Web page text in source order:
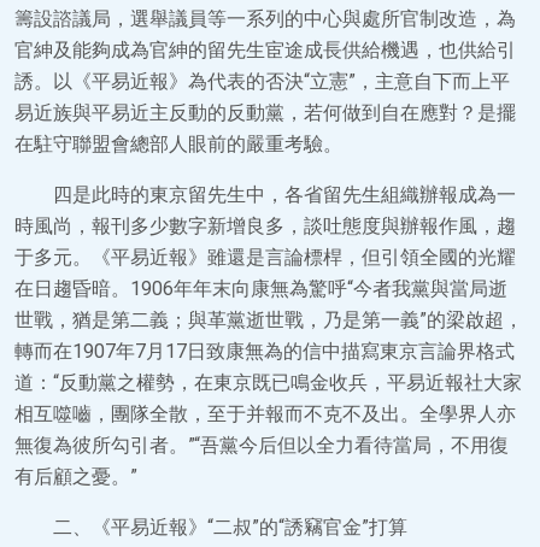
籌設諮議局，選舉議員等一系列的中心與處所官制改造，為
官紳及能夠成為官紳的留先生宦途成長供給機遇，也供給引
誘。以《平易近報》為代表的否決“立憲”，主意自下而上平
易近族與平易近主反動的反動黨，若何做到自在應對？是擺
在駐守聯盟會總部人眼前的嚴重考驗。
四是此時的東京留先生中，各省留先生組織辦報成為一
時風尚，報刊多少數字新增良多，談吐態度與辦報作風，趨
于多元。《平易近報》雖還是言論標桿，但引領全國的光耀
在日趨昏暗。1906年年末向康無為驚呼“今者我黨與當局逝
世戰，猶是第二義；與革黨逝世戰，乃是第一義”的梁啟超，
轉而在1907年7月17日致康無為的信中描寫東京言論界格式
道：“反動黨之權勢，在東京既已鳴金收兵，平易近報社大家
相互噬嚙，團隊全散，至于并報而不克不及出。全學界人亦
無復為彼所勾引者。”“吾黨今后但以全力看待當局，不用復
有后顧之憂。”
二、《平易近報》“二叔”的“誘竊官金”打算